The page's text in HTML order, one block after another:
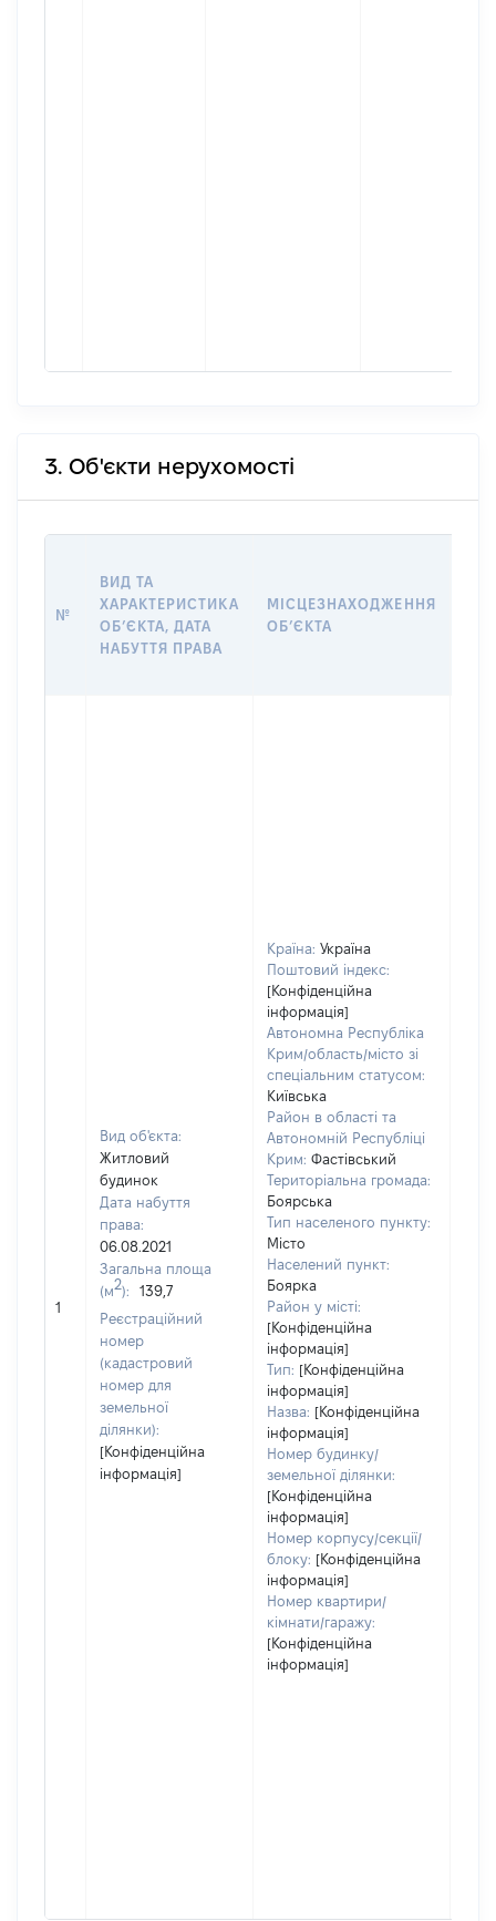
3. Об'єкти нерухомості
№
ВИД ТА
ХАРАКТЕРИСТИКА
ОБʼЄКТА, ДАТА
НАБУТТЯ ПРАВА
МІСЦЕЗНАХОДЖЕННЯ
ОБʼЄКТА
1
Вид об'єкта:
Житловий
будинок
Дата набуття
права:
06.08.2021
Загальна площа
(м2):
139,7
Реєстраційний
номер
(кадастровий
номер для
земельної
ділянки):
[Конфіденційна
інформація]
Країна: Україна
Поштовий індекс:
[Конфіденційна
інформація]
Автономна Республіка
Крим/область/місто зі
спеціальним статусом:
Київська
Район в області та
Автономній Республіці
Крим: Фастівський
Територіальна громада:
Боярська
Тип населеного пункту:
Місто
Населений пункт:
Боярка
Район у місті:
[Конфіденційна
інформація]
Тип: [Конфіденційна
інформація]
Назва: [Конфіденційна
інформація]
Номер будинку/
земельної ділянки:
[Конфіденційна
інформація]
Номер корпусу/секції/
блоку: [Конфіденційна
інформація]
Номер квартири/
кімнати/гаражу:
[Конфіденційна
інформація]